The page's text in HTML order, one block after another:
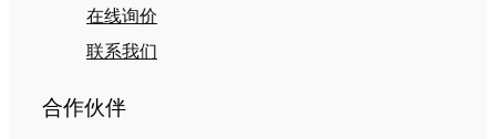
在线询价
联系我们
合作伙伴